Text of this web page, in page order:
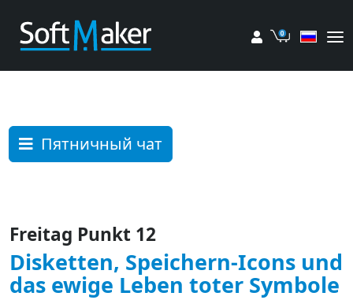
Мой аккаунт
Корзина
Freitag Punkt 12
Disketten, Speichern-Icons und
das ewige Leben toter Symbole
Пятничный чат